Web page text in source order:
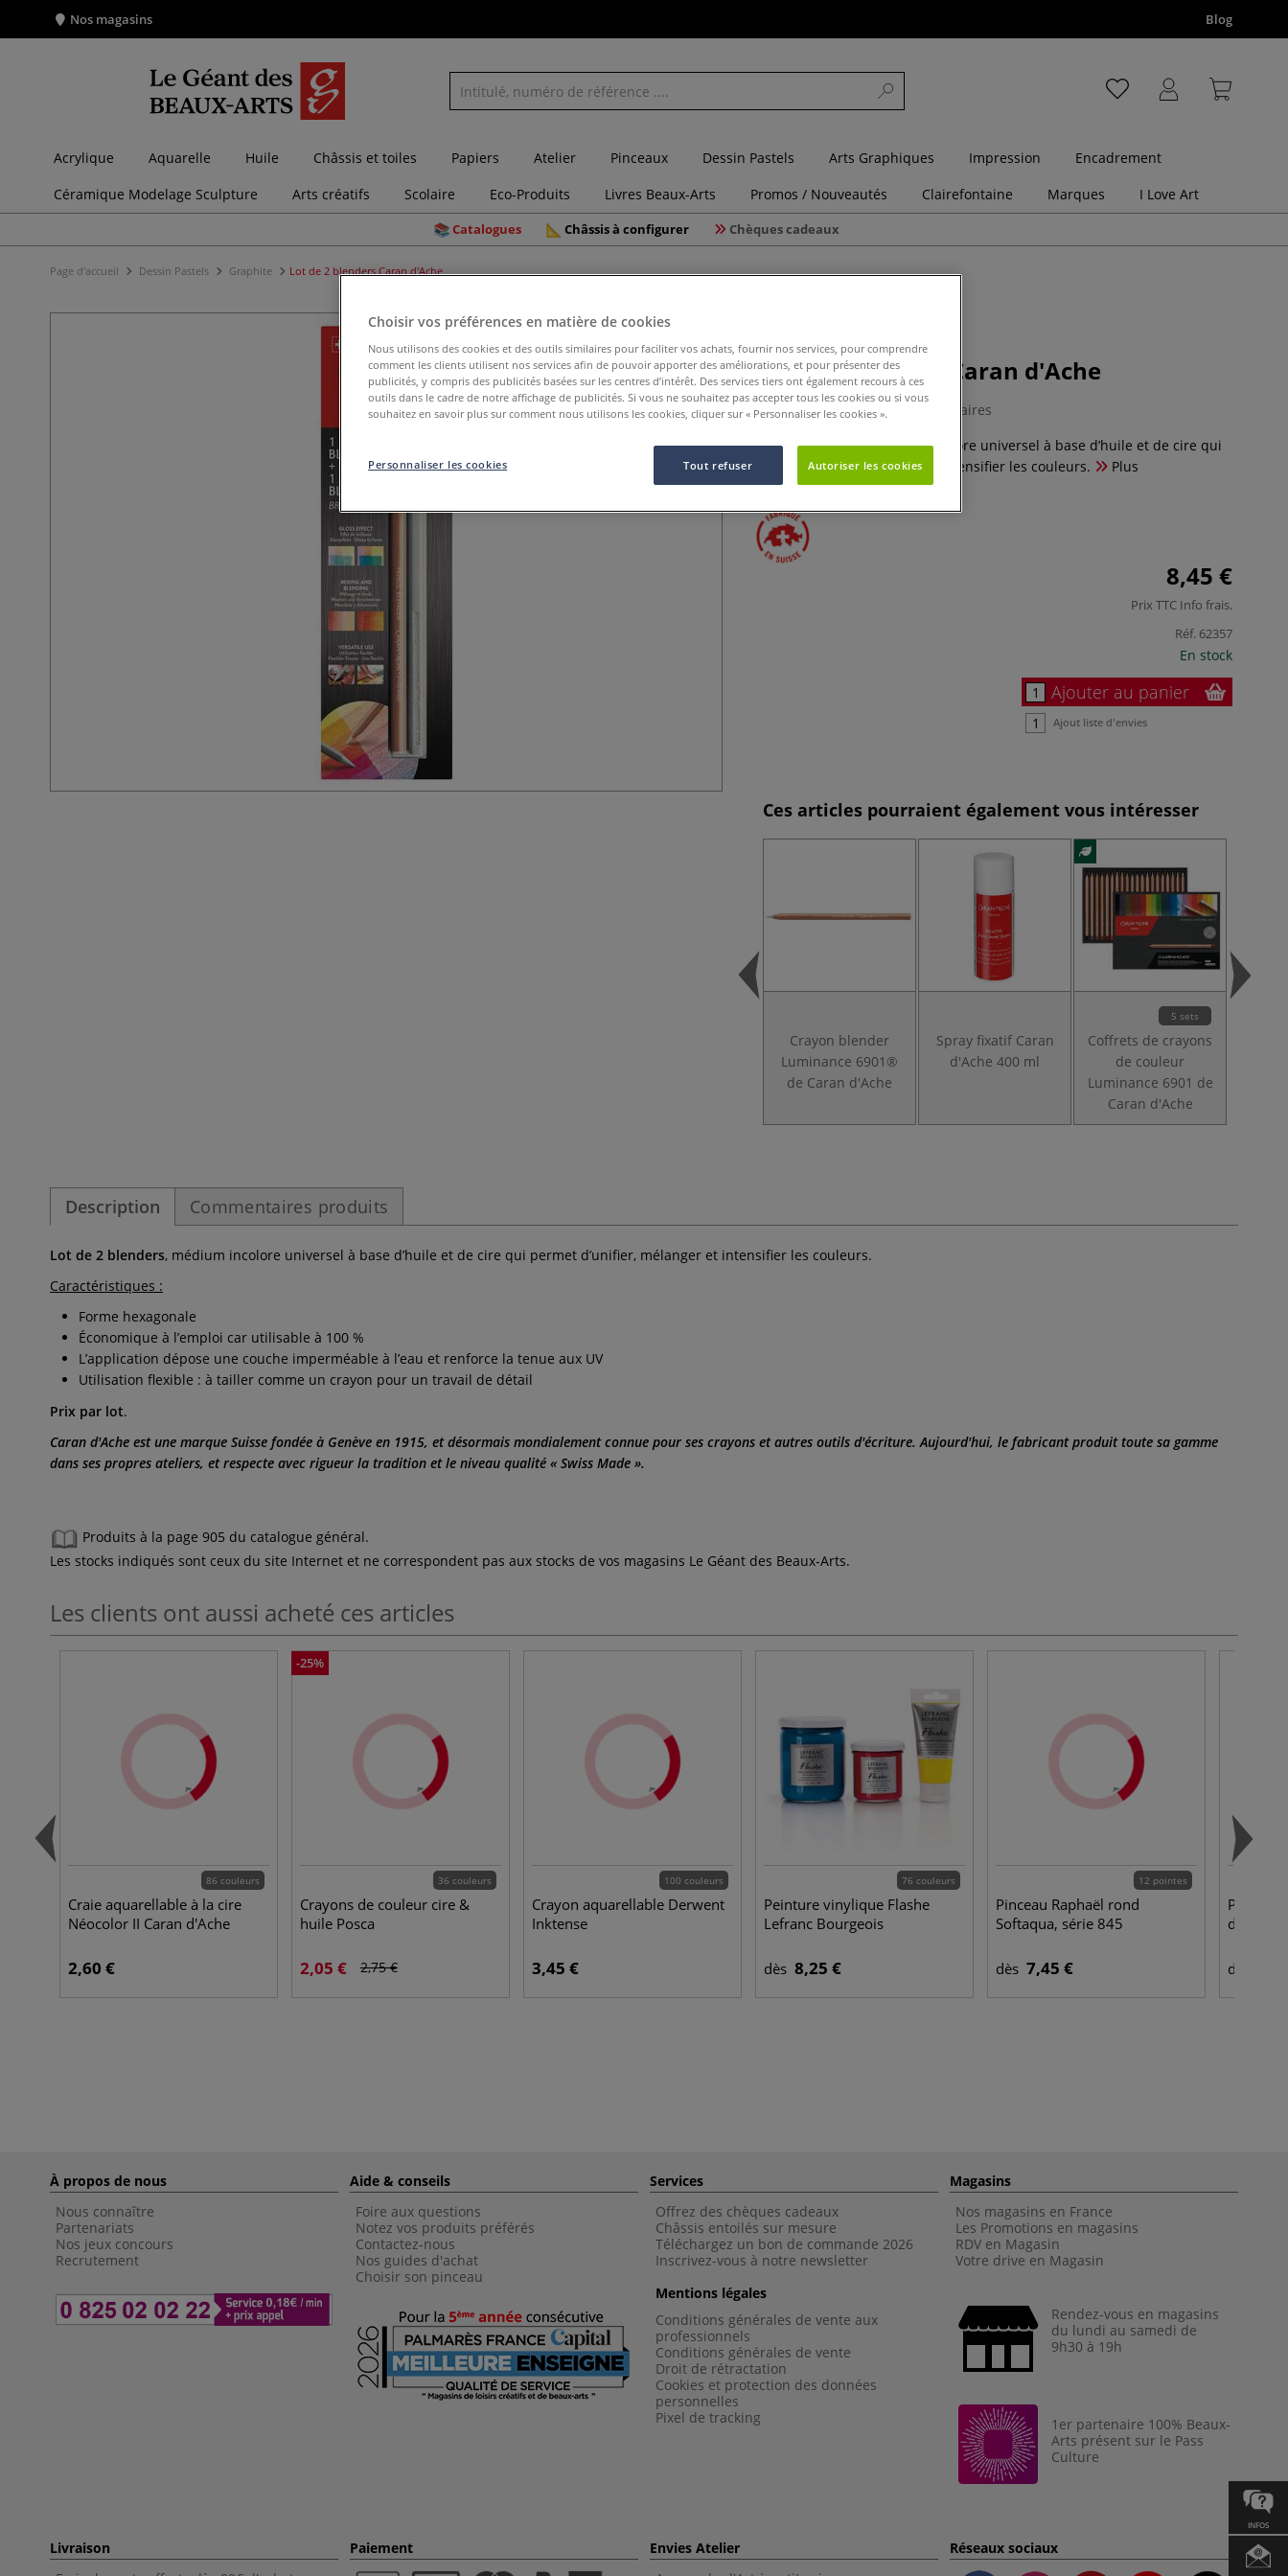
INFOS
Nos magasins Blog
Acrylique Aquarelle Huile Châssis et toiles Papiers Atelier Pinceaux Dessin Pastels Arts Graphiques Impression
Encadrement
Céramique Modelage Sculpture
Arts créatifs Scolaire Eco-Produits Livres Beaux-Arts Promos / Nouveautés Clairefontaine Marques I Love Art
Catalogues Châssis à configurer Chèques cadeaux
Page d'accueil Dessin Pastels Graphite Lot de 2 blenders Caran d'Ache
Lot de 2 blenders Caran d'Ache
0 Commentaires
Lot de 2 blenders, médium incolore universel à base d’huile et de cire qui
permet d’unifier, mélanger et intensifier les couleurs.
Plus
8,45 €
Prix TTC Info frais.
Réf. 62357
En stock
Ajouter au panier
Ajout liste d'envies
Ces articles pourraient également vous intéresser
Crayon blender
Luminance 6901®
de Caran d'Ache
Spray fixatif Caran
d'Ache 400 ml
5 sets
Coffrets de crayons
de couleur
Luminance 6901 de
Caran d'Ache
Description Commentaires produits
Lot de 2 blenders, médium incolore universel à base d’huile et de cire qui permet d’unifier, mélanger et intensifier les couleurs.
Caractéristiques :
Forme hexagonale
Économique à l’emploi car utilisable à 100 %
L’application dépose une couche imperméable à l’eau et renforce la tenue aux UV
Utilisation flexible : à tailler comme un crayon pour un travail de détail
Prix par lot.
Caran d'Ache est une marque Suisse fondée à Genève en 1915, et désormais mondialement connue pour ses crayons et autres outils d'écriture. Aujourd'hui, le fabricant produit toute sa gamme
dans ses propres ateliers, et respecte avec rigueur la tradition et le niveau qualité « Swiss Made ».
Produits à la page 905 du catalogue général.
Les stocks indiqués sont ceux du site Internet et ne correspondent pas aux stocks de vos magasins Le Géant des Beaux-Arts.
Les clients ont aussi acheté ces articles
86 couleurs
Craie aquarellable à la cire
Néocolor II Caran d'Ache
2,60 €
-25%
36 couleurs
Crayons de couleur cire &
huile Posca
2,05 € 2,75 €
100 couleurs
Crayon aquarellable Derwent
Inktense
3,45 €
76 couleurs
Peinture vinylique Flashe
Lefranc Bourgeois
dès 8,25 €
12 pointes
Pinceau Raphaël rond
Softaqua, série 845
dès 7,45 €
de
dès
À propos de nous
Nous connaître
Partenariats
Nos jeux concours
Recrutement
Aide & conseils
Foire aux questions
Notez vos produits préférés
Contactez-nous
Nos guides d'achat
Choisir son pinceau
Services
Offrez des chèques cadeaux
Châssis entoilés sur mesure
Téléchargez un bon de commande 2026
Inscrivez-vous à notre newsletter
Mentions légales
Conditions générales de vente aux
professionnels
Conditions générales de vente
Droit de rétractation
Cookies et protection des données
personnelles
Pixel de tracking
Magasins
Nos magasins en France
Les Promotions en magasins
RDV en Magasin
Votre drive en Magasin
Rendez-vous en magasins
du lundi au samedi de
9h30 à 19h
1er partenaire 100% Beaux-
Arts présent sur le Pass
Culture
Livraison
Paiement
Envies Atelier
Réseaux sociaux
Choisir vos préférences en matière de cookies
Nous utilisons des cookies et des outils similaires pour faciliter vos achats, fournir nos services, pour comprendre
comment les clients utilisent nos services afin de pouvoir apporter des améliorations, et pour présenter des
publicités, y compris des publicités basées sur les centres d’intérêt. Des services tiers ont également recours à ces
outils dans le cadre de notre affichage de publicités. Si vous ne souhaitez pas accepter tous les cookies ou si vous
souhaitez en savoir plus sur comment nous utilisons les cookies, cliquer sur « Personnaliser les cookies ».
Tout refuser Autoriser les cookies
Personnaliser les cookies